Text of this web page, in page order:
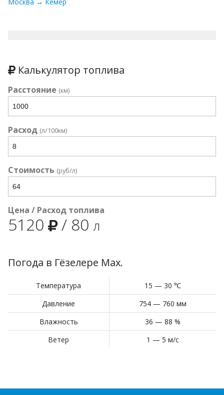
Калькулятор топлива
Расстояние (км)
Расход (л/100км)
Стоимость (руб/л)
Цена / Расход топлива
5120 / 80 л
Погода в Гёзелере Мах.
Температура
15 — 30 ℃
Давление
754 — 760 мм
Влажность
36 — 88 %
Ветер
1 — 5 м/с